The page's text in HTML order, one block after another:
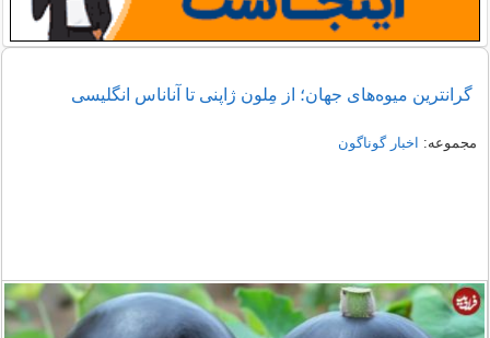
گرانترین میوه‌های جهان؛ از مِلون ژاپنی تا آناناس انگلیسی
مجموعه: اخبار گوناگون